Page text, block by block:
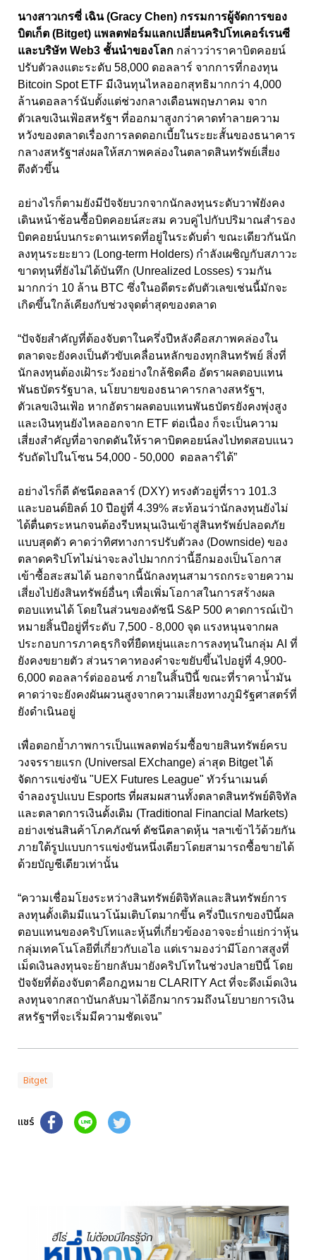
นางสาวเกรซี่ เฉิน (Gracy Chen) กรรมการผู้จัดการของ
บิตเก็ต (Bitget) แพลตฟอร์มแลกเปลี่ยนคริปโทเคอร์เรนซี
และบริษัท Web3 ชั้นนำของโลก กล่าวว่าราคาบิตคอยน์
ปรับตัวลงแตะระดับ 58,000 ดอลลาร์ จากการที่กองทุน
Bitcoin Spot ETF มีเงินทุนไหลออกสุทธิมากกว่า 4,000
ล้านดอลลาร์นับตั้งแต่ช่วงกลางเดือนพฤษภาคม จาก
ตัวเลขเงินเฟ้อสหรัฐฯ ที่ออกมาสูงกว่าคาดทำลายความ
หวังของตลาดเรื่องการลดดอกเบี้ยในระยะสั้นของธนาคาร
กลางสหรัฐฯส่งผลให้สภาพคล่องในตลาดสินทรัพย์เสี่ยง
ตึงตัวขึ้น
อย่างไรก็ตามยังมีปัจจัยบวกจากนักลงทุนระดับวาฬยังคง
เดินหน้าช้อนซื้อบิตคอยน์สะสม ควบคู่ไปกับปริมาณสำรอง
บิตคอยน์บนกระดานเทรดที่อยู่ในระดับต่ำ ขณะเดียวกันนัก
ลงทุนระยะยาว (Long-term Holders) กำลังเผชิญกับสภาวะ
ขาดทุนที่ยังไม่ได้บันทึก (Unrealized Losses) รวมกัน
มากกว่า 10 ล้าน BTC ซึ่งในอดีตระดับตัวเลขเช่นนี้มักจะ
เกิดขึ้นใกล้เคียงกับช่วงจุดต่ำสุดของตลาด
“ปัจจัยสำคัญที่ต้องจับตาในครึ่งปีหลังคือสภาพคล่องใน
ตลาดจะยังคงเป็นตัวขับเคลื่อนหลักของทุกสินทรัพย์ สิ่งที่
นักลงทุนต้องเฝ้าระวังอย่างใกล้ชิดคือ อัตราผลตอบแทน
พันธบัตรรัฐบาล, นโยบายของธนาคารกลางสหรัฐฯ,
ตัวเลขเงินเฟ้อ หากอัตราผลตอบแทนพันธบัตรยังคงพุ่งสูง
และเงินทุนยังไหลออกจาก ETF ต่อเนื่อง ก็จะเป็นความ
เสี่ยงสำคัญที่อาจกดดันให้ราคาบิตคอยน์ลงไปทดสอบแนว
รับถัดไปในโซน 54,000 - 50,000 ดอลลาร์ได้”
อย่างไรก็ดี ดัชนีดอลลาร์ (DXY) ทรงตัวอยู่ที่ราว 101.3
และบอนด์ยิลด์ 10 ปีอยู่ที่ 4.39% สะท้อนว่านักลงทุนยังไม่
ได้ตื่นตระหนกจนต้องรีบหมุนเงินเข้าสู่สินทรัพย์ปลอดภัย
แบบสุดตัว คาดว่าทิศทางการปรับตัวลง (Downside) ของ
ตลาดคริปโทไม่น่าจะลงไปมากกว่านี้อีกมองเป็นโอกาส
เข้าซื้อสะสมได้ นอกจากนี้นักลงทุนสามารถกระจายความ
เสี่ยงไปยังสินทรัพย์อื่นๆ เพื่อเพิ่มโอกาสในการสร้างผล
ตอบแทนได้ โดยในส่วนของดัชนี S&P 500 คาดการณ์เป้า
หมายสิ้นปีอยู่ที่ระดับ 7,500 - 8,000 จุด แรงหนุนจากผล
ประกอบการภาคธุรกิจที่ยืดหยุ่นและการลงทุนในกลุ่ม AI ที่
ยังคงขยายตัว ส่วนราคาทองคำจะขยับขึ้นไปอยู่ที่ 4,900-
6,000 ดอลลาร์ต่อออนซ์ ภายในสิ้นปีนี้ ขณะที่ราคาน้ำมัน
คาดว่าจะยังคงผันผวนสูงจากความเสี่ยงทางภูมิรัฐศาสตร์ที่
ยังดำเนินอยู่
เพื่อตอกย้ำภาพการเป็นแพลตฟอร์มซื้อขายสินทรัพย์ครบ
วงจรรายแรก (Universal EXchange) ล่าสุด Bitget ได้
จัดการแข่งขัน "UEX Futures League" ทัวร์นาเมนต์
จำลองรูปแบบ Esports ที่ผสมผสานทั้งตลาดสินทรัพย์ดิจิทัล
และตลาดการเงินดั้งเดิม (Traditional Financial Markets)
อย่างเช่นสินค้าโภคภัณฑ์ ดัชนีตลาดหุ้น ฯลฯเข้าไว้ด้วยกัน
ภายใต้รูปแบบการแข่งขันหนึ่งเดียวโดยสามารถซื้อขายได้
ด้วยบัญชีเดียวเท่านั้น
“ความเชื่อมโยงระหว่างสินทรัพย์ดิจิทัลและสินทรัพย์การ
ลงทุนดั้งเดิมมีแนวโน้มเติบโตมากขึ้น ครึ่งปีแรกของปีนี้ผล
ตอบแทนของคริปโทและหุ้นที่เกี่ยวข้องอาจจะย่ำแย่กว่าหุ้น
กลุ่มเทคโนโลยีที่เกี่ยวกับเอไอ แต่เรามองว่ามีโอกาสสูงที่
เม็ดเงินลงทุนจะย้ายกลับมายังคริปโทในช่วงปลายปีนี้ โดย
ปัจจัยที่ต้องจับตาคือกฎหมาย CLARITY Act ที่จะดึงเม็ดเงิน
ลงทุนจากสถาบันกลับมาได้อีกมากรวมถึงนโยบายการเงิน
สหรัฐฯที่จะเริ่มมีความชัดเจน”
Bitget
แชร์